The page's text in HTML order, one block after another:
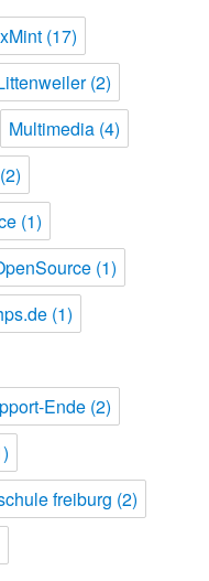
(17)
(2)
Multimedia (4)
(2)
(1)
(1)
(1)
Ende (2)
freiburg (2)